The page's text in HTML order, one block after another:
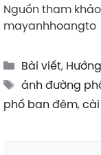
Nguồn tham
mayanhhoangto
Categories
Bài viết,
Tags
ảnh đường
phố ban đêm,